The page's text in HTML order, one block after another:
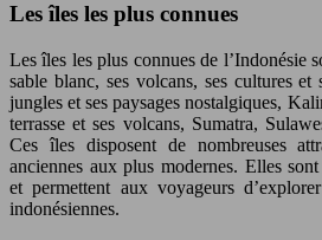
Les îles les plus connues
Les îles les plus connues de l’Indonésie
sable blanc, ses volcans, ses cultures et
jungles et ses paysages nostalgiques,
terrasse et ses volcans, Sumatra,
Ces îles disposent de nombreuses
anciennes aux plus modernes. Elles
et permettent aux voyageurs
indonésiennes.